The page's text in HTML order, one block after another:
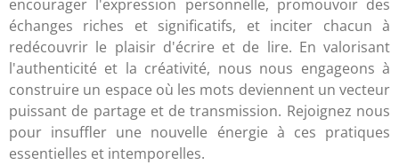
encourager l'expression personnelle, promouvoir des
échanges riches et significatifs, et inciter chacun à
redécouvrir le plaisir d'écrire et de lire. En valorisant
l'authenticité et la créativité, nous nous engageons à
construire un espace où les mots deviennent un vecteur
puissant de partage et de transmission. Rejoignez nous
pour insuffler une nouvelle énergie à ces pratiques
essentielles et intemporelles.